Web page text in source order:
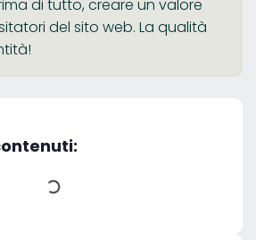
di tutto, creare un valore
del sito web. La qualità